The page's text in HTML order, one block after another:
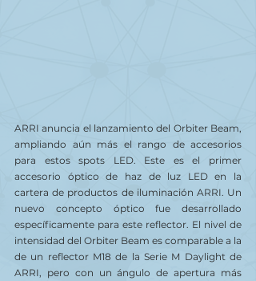
ARRI anuncia el lanzamiento del Orbiter Beam,
ampliando aún más el rango de accesorios
para estos spots LED. Este es el primer
accesorio óptico de haz de luz LED en la
cartera de productos de iluminación ARRI. Un
nuevo concepto óptico fue desarrollado
específicamente para este reflector. El nivel de
intensidad del Orbiter Beam es comparable a la
de un reflector M18 de la Serie M Daylight de
ARRI, pero con un ángulo de apertura más